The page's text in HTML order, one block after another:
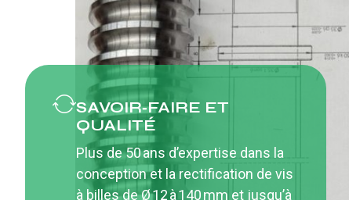
SAVOIR‑FAIRE ET
QUALITÉ
Plus de 50 ans d’expertise dans la
conception et la rectification de vis
à billes de Ø 12 à 140 mm et jusqu’à